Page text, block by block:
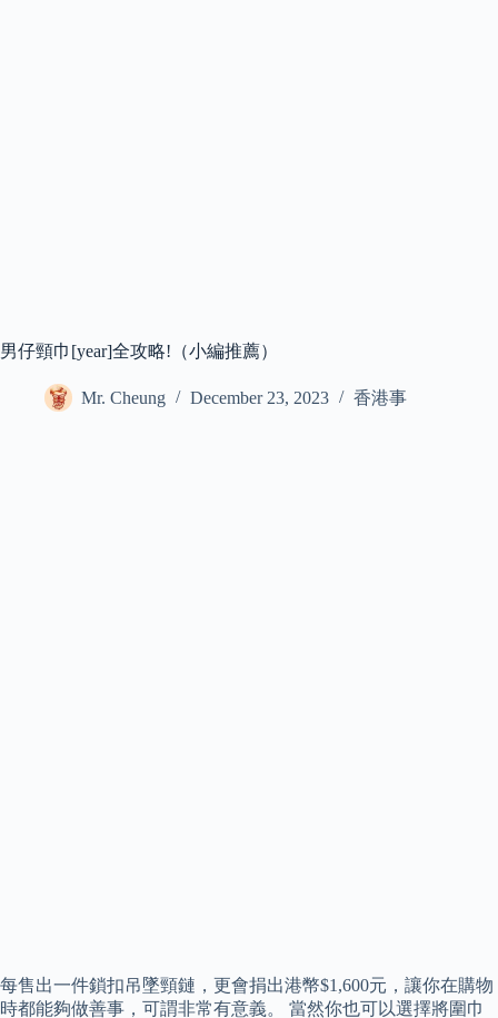
男仔頸巾[year]全攻略!（小編推薦）
Mr. Cheung December 23, 2023 香港事
每售出一件鎖扣吊墜頸鏈，更會捐出港幣$1,600元，讓你在購物
時都能夠做善事，可謂非常有意義。 當然你也可以選擇將圍巾